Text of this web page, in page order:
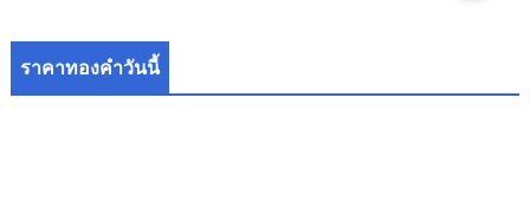
ราคาทองคำวันนี้